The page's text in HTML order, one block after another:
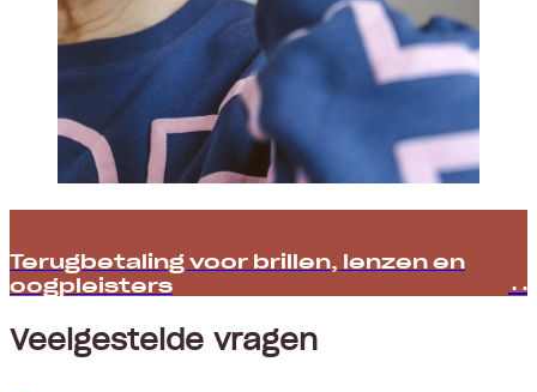
Terugbetaling voor brillen, lenzen en
oogpleisters
Veelgestelde vragen